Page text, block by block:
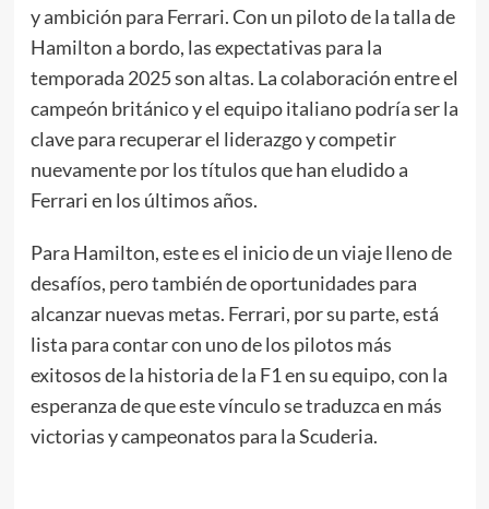
y ambición para Ferrari. Con un piloto de la talla de
Hamilton a bordo, las expectativas para la
temporada 2025 son altas. La colaboración entre el
campeón británico y el equipo italiano podría ser la
clave para recuperar el liderazgo y competir
nuevamente por los títulos que han eludido a
Ferrari en los últimos años.
Para Hamilton, este es el inicio de un viaje lleno de
desafíos, pero también de oportunidades para
alcanzar nuevas metas. Ferrari, por su parte, está
lista para contar con uno de los pilotos más
exitosos de la historia de la F1 en su equipo, con la
esperanza de que este vínculo se traduzca en más
victorias y campeonatos para la Scuderia.